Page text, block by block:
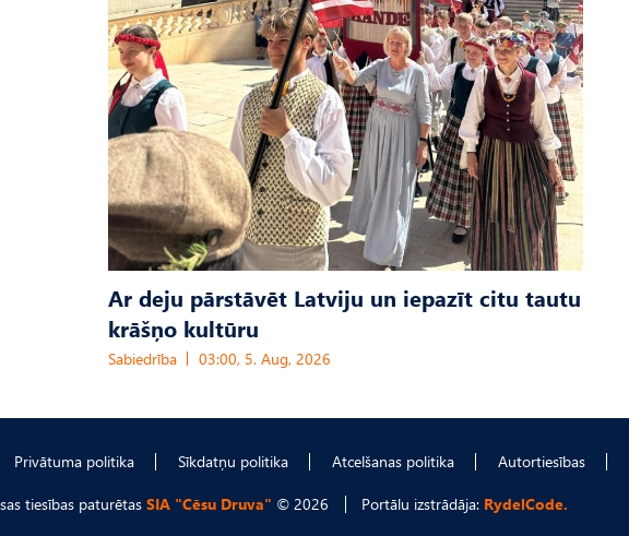
Ar deju pārstāvēt Latviju un iepazīt citu tautu
krāšņo kultūru
Sabiedrība 03:00, 5. Aug, 2026
Privātuma politika Sīkdatņu politika Atcelšanas politika Autortiesības
tiesības paturētas SIA "Cēsu Druva" © 2026 Portālu izstrādāja: RydelCode.